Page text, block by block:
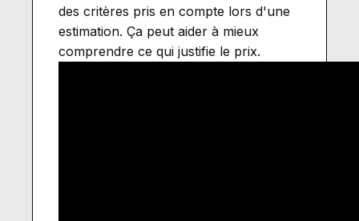
des critères pris en compte lors d'une
estimation. Ça peut aider à mieux
comprendre ce qui justifie le prix.